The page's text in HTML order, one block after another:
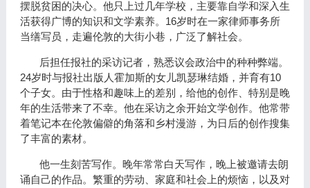
摆脱贫困的决心。他只上过几年学校，主要靠自学和深入生
活获得广博的知识和文学素养。 16岁时在一家律师事务所
当缮写员，走遍伦敦的大街小巷，广泛了解社会。
后担任报社的采访记者，熟悉议会政治中的种种弊端。
24岁时与报社出版人霍加斯的女儿凯瑟琳结婚，并育有10
个子女。由于性格和趣味上的差别，给他的创作、特别是晚
年的生活带来了不幸。他在采访之余开始文学创作。他常带
着笔记本在伦敦偏僻的角落和乡村漫游，为日后的创作搜集
了丰富的素材。
他一生刻苦写作。晚年常常白天写作，晚上被邀请去朗
诵自己的作品。繁重的劳动、家庭和社会上的烦恼，以及对